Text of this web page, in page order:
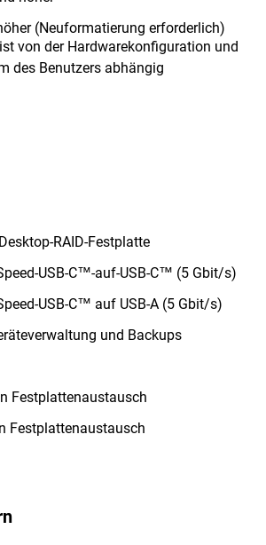
(Neuformatierung erforderlich)
von der Hardwarekonfiguration und
des Benutzers abhängig
RAID-Festplatte
USB-C™-auf-USB-C™ (5 Gbit/s)
USB-C™ auf USB-A (5 Gbit/s)
und Backups
Festplattenaustausch
Festplattenaustausch